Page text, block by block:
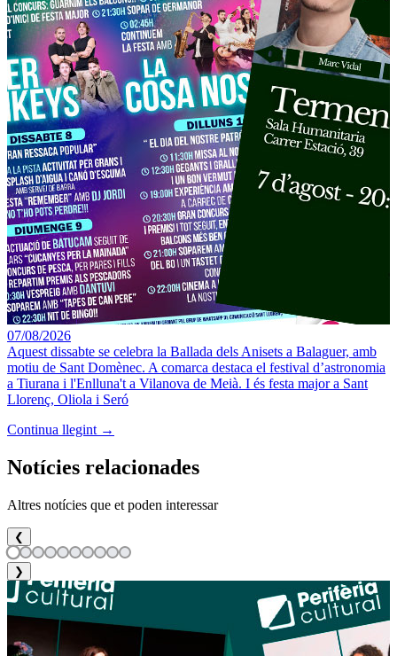
07/08/2026
Aquest dissabte se celebra la Ballada dels Anisets a Balaguer, amb
motiu de Sant Domènec. A comarca destaca el festival d’astronomia
a Tiurana i l'Enlluna't a Vilanova de Meià. I és festa major a Sant
Llorenç, Oliola i Seró
Continua llegint →
Notícies relacionades
Altres notícies que et poden interessar
❮
❯